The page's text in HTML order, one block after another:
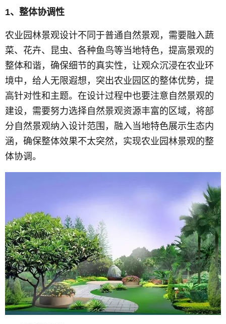
1、整体协调性
农业园林景观设计不同于普通自然景观，需要融入蔬
菜、花卉、昆虫、各种鱼鸟等当地特色，提高景观的
整体和谐，确保细节的真实性，让观众沉浸在农业环
境中，给人无限遐想，突出农业园区的整体优势，提
高针对性和主题。在设计过程中也要注意自然景观的
建设，需要努力选择自然景观资源丰富的区域，将部
分自然景观纳入设计范围，融入当地特色展示生态内
涵，确保整体效果不太突然，实现农业园林景观的整
体协调。